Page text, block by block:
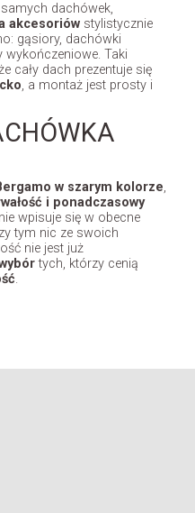
dachówek,
akcesoriówstylistycznie
gąsiory, dachówki
wykończeniowe. Taki
cały dach prezentuje się
, a montaż jest prosty i
w szarym kolorze,
i ponadczasowy
wpisuje się w obecne
tym nic ze swoich
nie jest już
tych, którzy cenią
.